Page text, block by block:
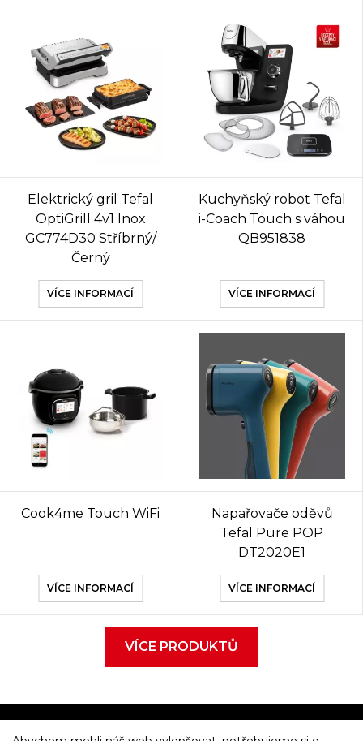
Elektrický gril Tefal
OptiGrill 4v1 Inox
GC774D30 Stříbrný/
Černý
VÍCE INFORMACÍ
Kuchyňský robot Tefal
i-Coach Touch s váhou
QB951838
VÍCE INFORMACÍ
Cook4me Touch WiFi
VÍCE INFORMACÍ
Napařovače oděvů
Tefal Pure POP
DT2020E1
VÍCE INFORMACÍ
VÍCE PRODUKTŮ